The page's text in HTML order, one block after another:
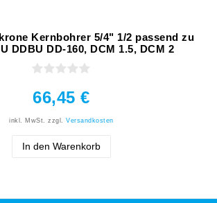
Kernbohrer 5/4" 1/2 passend zu
DDBU DD-160, DCM 1.5, DCM 2
66,45 €
inkl. MwSt. zzgl.Versandkosten
In den Warenkorb